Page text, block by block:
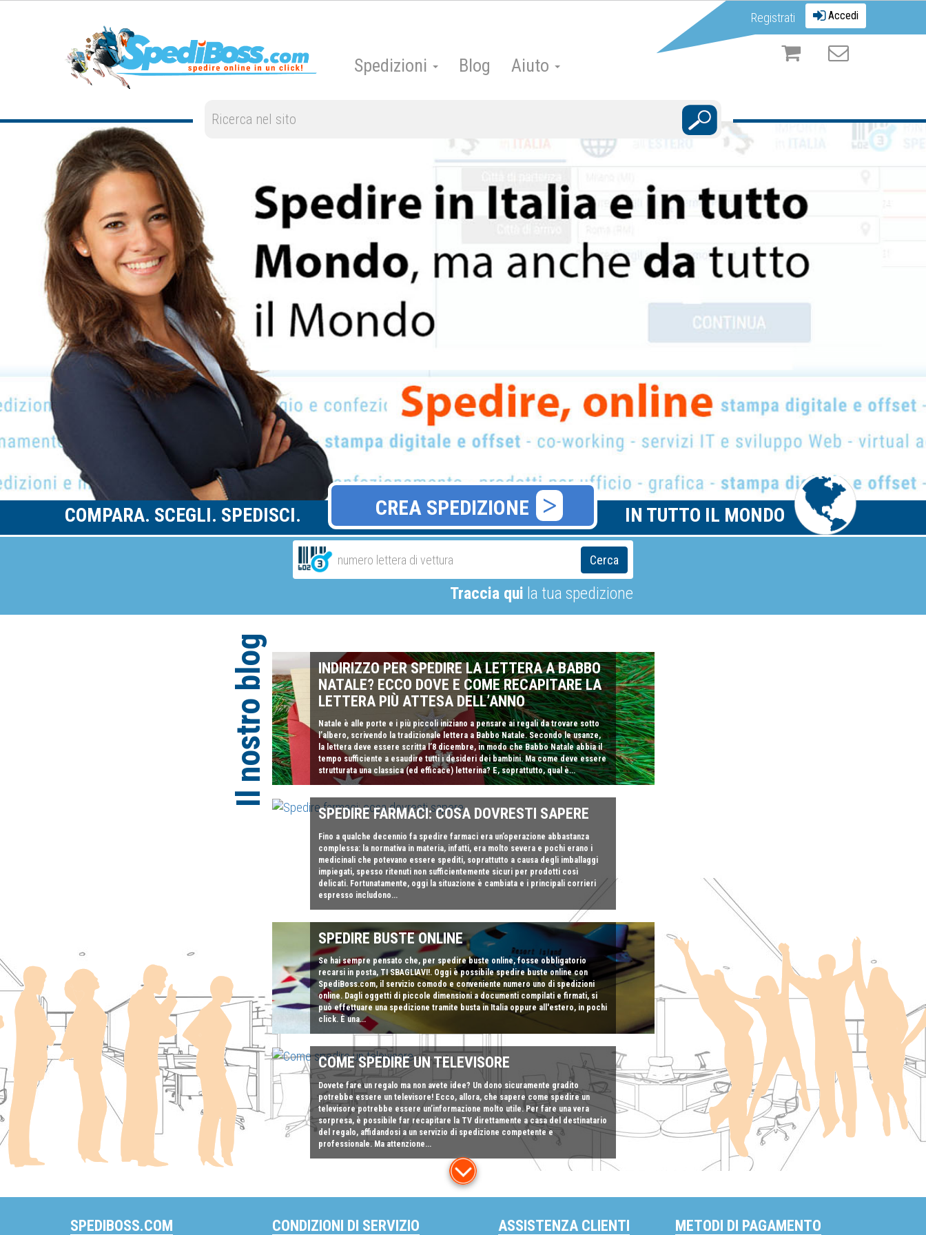
Registrati Accedi
Spedizioni Blog Aiuto
COMPARA. SCEGLI. SPEDISCI. IN TUTTO IL MONDO
CREA SPEDIZIONE
Cerca
Traccia qui la tua spedizione
Il nostro blog
INDIRIZZO PER SPEDIRE LA LETTERA A BABBO
NATALE? ECCO DOVE E COME RECAPITARE LA
LETTERA PIÙ ATTESA DELL’ANNO
Natale è alle porte e i più piccoli iniziano a pensare ai regali da trovare sotto
l’albero, scrivendo la tradizionale lettera a Babbo Natale. Secondo le usanze,
la lettera deve essere scritta l’8 dicembre, in modo che Babbo Natale abbia il
tempo sufficiente a esaudire tutti i desideri dei bambini. Ma come deve essere
strutturata una classica (ed efficace) letterina? E, soprattutto, qual è...
SPEDIRE FARMACI: COSA DOVRESTI SAPERE
Fino a qualche decennio fa spedire farmaci era un’operazione abbastanza
complessa: la normativa in materia, infatti, era molto severa e pochi erano i
medicinali che potevano essere spediti, soprattutto a causa degli imballaggi
impiegati, spesso ritenuti non sufficientemente sicuri per prodotti così
delicati. Fortunatamente, oggi la situazione è cambiata e i principali corrieri
espresso includono...
SPEDIRE BUSTE ONLINE
Se hai sempre pensato che, per spedire buste online, fosse obbligatorio
recarsi in posta, TI SBAGLIAVI!. Oggi è possibile spedire buste online con
SpediBoss.com, il servizio comodo e conveniente numero uno di spedizioni
online. Dagli oggetti di piccole dimensioni a documenti compilati e firmati, si
può effettuare una spedizione tramite busta in Italia oppure all'estero, in pochi
click. È una...
COME SPEDIRE UN TELEVISORE
Dovete fare un regalo ma non avete idee? Un dono sicuramente gradito
potrebbe essere un televisore! Ecco, allora, che sapere come spedire un
televisore potrebbe essere un’informazione molto utile. Per fare una vera
sorpresa, è possibile far recapitare la TV direttamente a casa del destinatario
del regalo, affidandosi a un servizio di spedizione competente e
professionale. Ma attenzione...
SPEDIBOSS.COM CONDIZIONI DI SERVIZIO ASSISTENZA CLIENTI METODI DI PAGAMENTO